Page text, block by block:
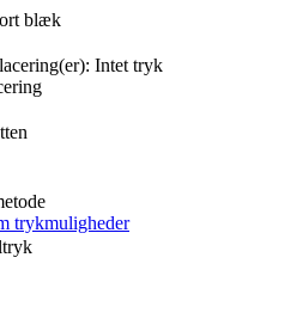
blæk
Intet tryk
trykmuligheder